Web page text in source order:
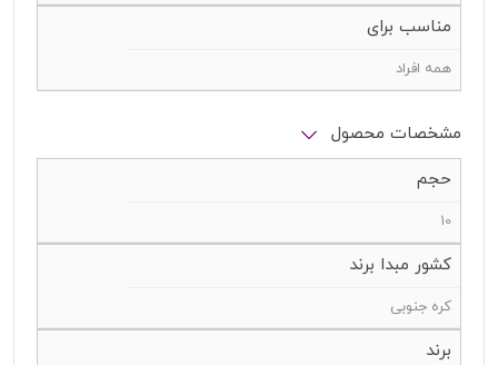
مناسب برای
همه افراد
مشخصات محصول
حجم
10
کشور مبدا برند
کره جنوبی
برند